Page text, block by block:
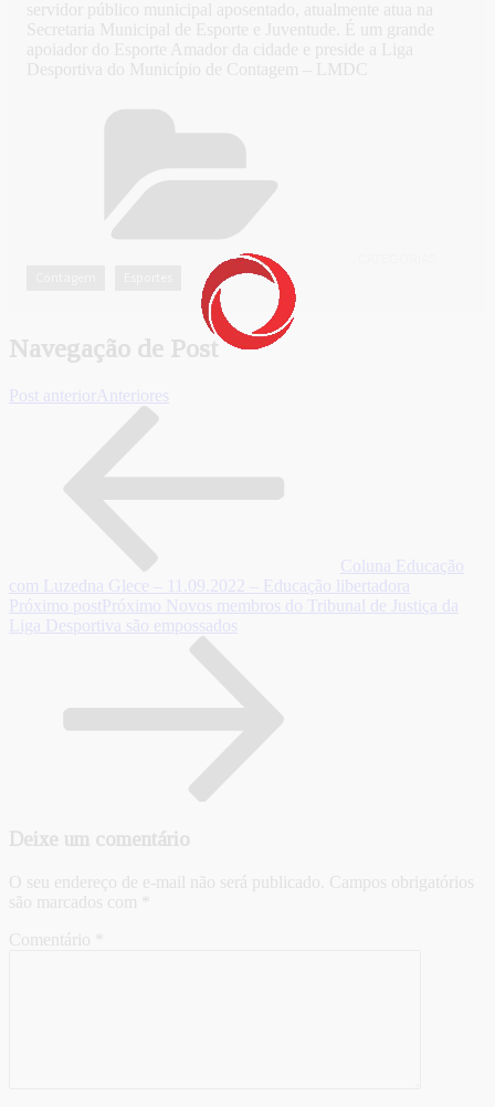
servidor público municipal aposentado, atualmente atua na
Secretaria Municipal de Esporte e Juventude. É um grande
apoiador do Esporte Amador da cidade e preside a Liga
Desportiva do Município de Contagem – LMDC
Navegação de Post
Post anterior Anteriores
Coluna Educação
com Luzedna Glece – 11.09.2022 – Educação libertadora
Próximo post Próximo Novos membros do Tribunal de Justiça da
Liga Desportiva são empossados
Deixe um comentário
O seu endereço de e-mail não será publicado. Campos obrigatórios
são marcados com
Comentário